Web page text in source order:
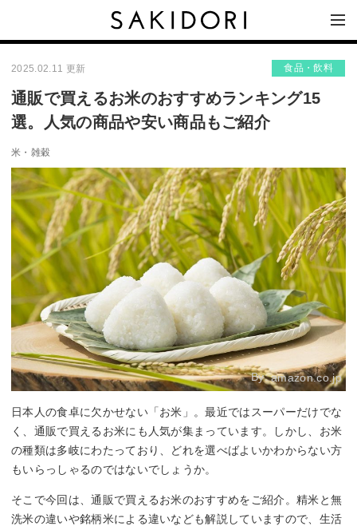
2025.02.11 更新 食品・飲料
通販で買えるお米のおすすめランキング15
選。人気の商品や安い商品もご紹介
米・雑穀
By:amazon.co.jp
日本人の食卓に欠かせない「お米」。最近ではスーパーだけでな
く、通販で買えるお米にも人気が集まっています。しかし、お米
の種類は多岐にわたっており、どれを選べばよいかわからない方
もいらっしゃるのではないでしょうか。
そこで今回は、通販で買えるお米のおすすめをご紹介。精米と無
洗米の違いや銘柄米による違いなども解説していますので、生活